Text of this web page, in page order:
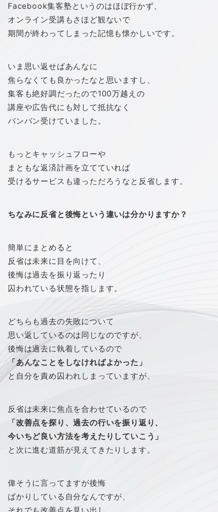
Facebook集客塾というのはほぼ行かず、
オンライン受講もさほど観ないで
期間が終わってしまった記憶も懐かしいです。
いま思い返せばあんなに
焦らなくても良かったなと思いますし、
集客も絶好調だったので100万越えの
講座や広告代にも対して抵抗なく
バンバン受けていました。
もっとキャッシュフローや
まともな返済計画を立てていれば
受けるサービスも違っただろうなと反省します。
ちなみに反省と後悔という違いは分かりますか？
簡単にまとめると
反省は未来に目を向けて、
後悔は過去を振り返ったり
囚われている状態を指します。
どちらも過去の失敗について
思い返しているのは同じなのですが、
後悔は過去に執着しているので
「あんなことをしなければよかった」
と自分を責め囚われしまっていますが、
反省は未来に焦点を合わせているので
「改善点を探り、過去の行いを振り返り、
今いちど良い方法を考えたりしていこう」
と次に進む道筋が見えてきたりします。
偉そうに言ってますが後悔
ばかりしている自分なんですが、
それでも改善点を見い出し、